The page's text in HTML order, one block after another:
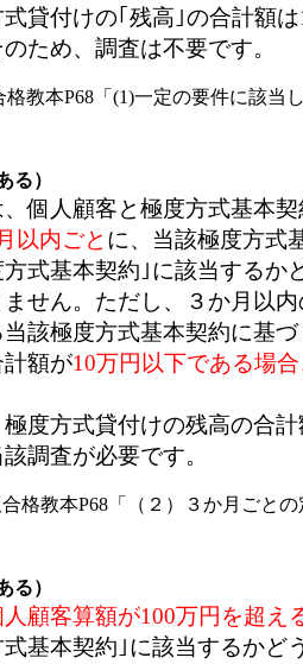
貸付けの｢残高｣の合計額
ため、調査は不要です。
教本P68「(1)一定の要件に該当
）
個人顧客と極度方式基本契
以内ごと に、当該極度方式
式基本契約｣に該当するか
せん。ただし、３か月以
該極度方式基本契約に基
額が10万円以下である場
度方式貸付けの残高の合計
調査が必要です。
教本P68「（２）３か月ごとの
）
顧客算額が100万円を超え
基本契約｣に該当するかど